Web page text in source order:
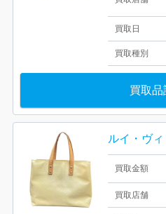
買取日
買取種別
買取品
買取金額
買取店舗